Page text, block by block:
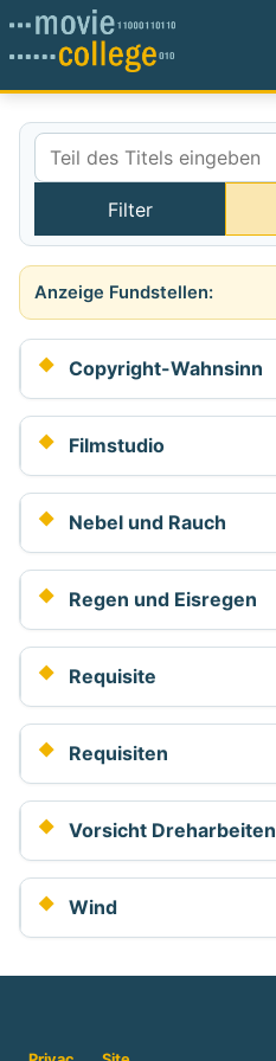
Teil des Titels eingeben
Filter
Anzeige #
Copyright-Wahnsinn
Filmstudio
Nebel und Rauch
Regen und Eisregen
Requisite
Requisiten
Vorsicht Dreharbeiten
Wind